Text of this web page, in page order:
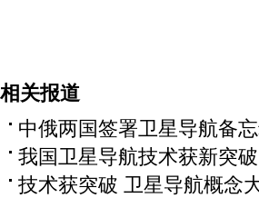
相关报道
中俄两国签署卫星导航备
我国卫星导航技术获新突
技术获突破 卫星导航概念